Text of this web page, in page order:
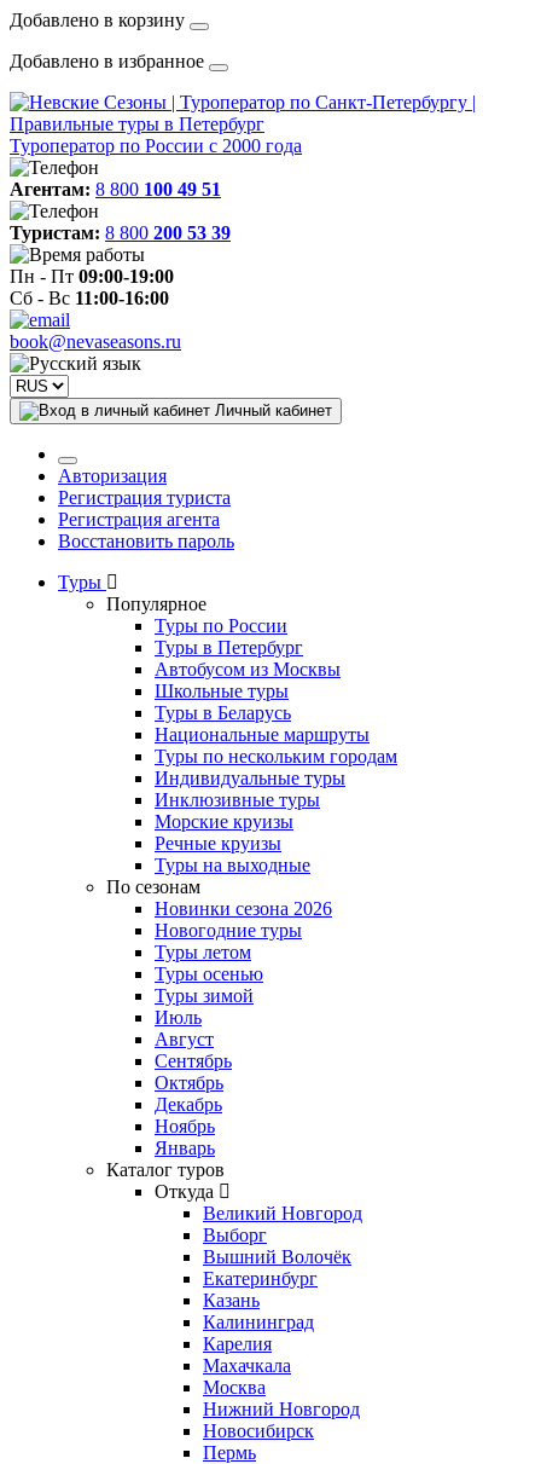
Добавлено в корзину
Добавлено в избранное
Туроператор по России с 2000 года
Агентам: 8 800 100 49 51
Туристам: 8 800 200 53 39
Пн - Пт 09:00-19:00
Сб - Вс 11:00-16:00
book@nevaseasons.ru
Личный кабинет
Авторизация
Регистрация туриста
Регистрация агента
Восстановить пароль
Туры
Популярное
Туры по России
Туры в Петербург
Автобусом из Москвы
Школьные туры
Туры в Беларусь
Национальные маршруты
Туры по нескольким городам
Индивидуальные туры
Инклюзивные туры
Морские круизы
Речные круизы
Туры на выходные
По сезонам
Новинки сезона 2026
Новогодние туры
Туры летом
Туры осенью
Туры зимой
Июль
Август
Сентябрь
Октябрь
Декабрь
Ноябрь
Январь
Каталог туров
Откуда
Великий Новгород
Выборг
Вышний Волочёк
Екатеринбург
Казань
Калининград
Карелия
Махачкала
Москва
Нижний Новгород
Новосибирск
Пермь